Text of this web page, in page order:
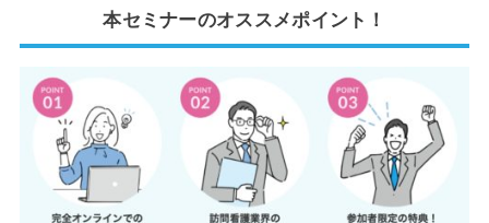
本セミナーのオススメポイント！